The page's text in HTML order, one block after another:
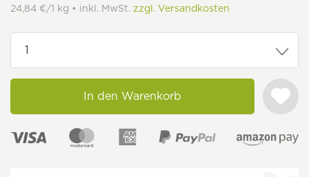
24,84 €/1 kg • inkl. MwSt. zzgl. Versandkosten
In den Warenkorb